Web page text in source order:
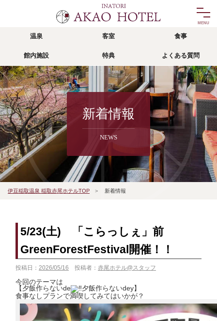
食事
food
館内施設
facility
リゾッチャ
risocha izu
特典
privilege
アクセス よくある質問
faq
宿泊予約
reservation
よくあるお問い合せ
宿泊約款 プライバシーポリシー
温泉 客室 食事
館内施設 特典 よくある質問
新着情報
NEWS
伊豆稲取温泉 稲取赤尾ホテルTOP > 新着情報
5/23(土) 「こらっしぇ」前
GreenForestFestival開催！！
投稿日： 2026/05/16 投稿者： 赤尾ホテル@スタッフ
今回のテーマは
【夕飯作らないde
夕飯作らないdey】
食事なしプランで満喫してみてはいかが？